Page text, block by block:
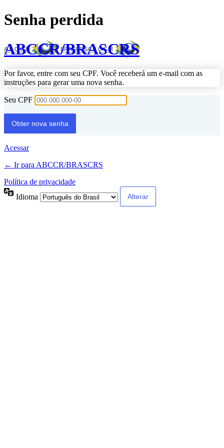
Senha perdida
ABCCR/BRASCRS
Por favor, entre com seu CPF. Você receberá um e-mail com as
instruções para gerar uma nova senha.
Seu CPF
Acessar
← Ir para ABCCR/BRASCRS
Política de privacidade
Idioma